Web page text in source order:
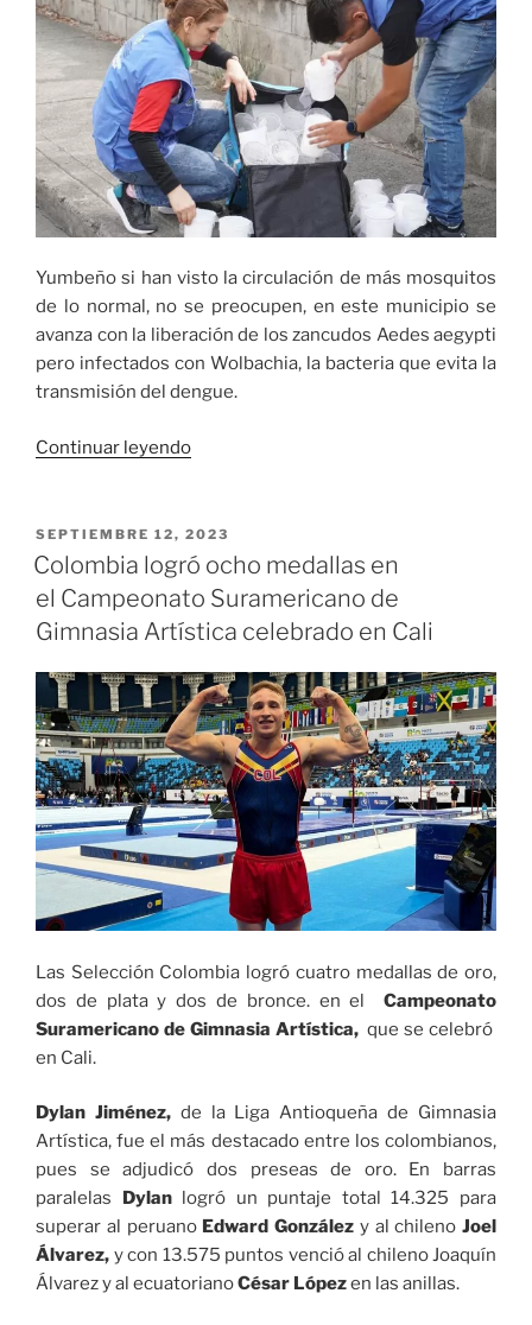
Yumbeño si han visto la circulación de más mosquitos
de lo normal, no se preocupen, en este municipio se
avanza con la liberación de los zancudos Aedes aegypti
pero infectados con Wolbachia, la bacteria que evita la
transmisión del dengue.
Continuar leyendo«Yumbeño
visto
la
circulación
de
más
mosquitos
de
lo
normal
esta
es
la
razón»
PUBLICADO
EL
SEPTIEMBRE 12, 2023
Colombia logró ocho medallas en
el Campeonato Suramericano de
Gimnasia Artística celebrado en Cali
Las Selección Colombia logró cuatro medallas de oro,
dos de plata y dos de bronce. en el Campeonato
Suramericano de Gimnasia Artística,que se celebró
en Cali.
Dylan Jiménez, de la Liga Antioqueña de Gimnasia
Artística, fue el más destacado entre los colombianos,
pues se adjudicó dos preseas de oro. En barras
paralelas Dylan
logró un puntaje total 14.325 para
superar al peruano Edward González y al chileno Joel
Álvarez, y con 13.575 puntos venció al chileno Joaquín
Álvarez y al ecuatorianoCésar Lópezen las anillas.